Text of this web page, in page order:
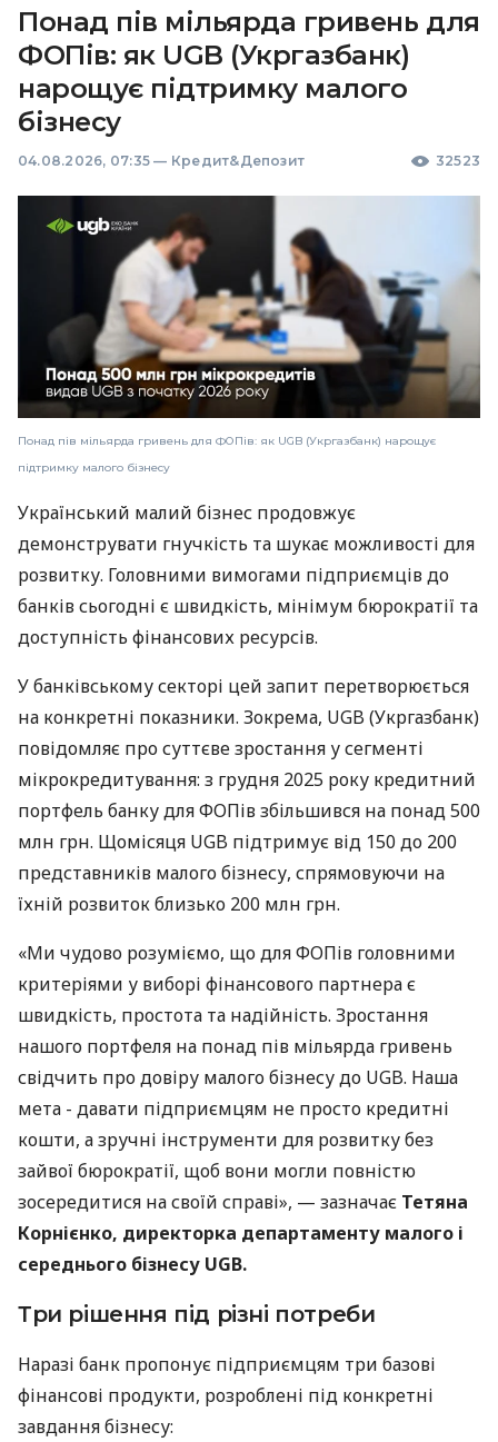
Понад пів мільярда гривень для
ФОПів: як UGB (Укргазбанк)
нарощує підтримку малого
бізнесу
04.08.2026, 07:35 — Кредит&Депозит 32523
Понад пів мільярда гривень для ФОПів: як UGB (Укргазбанк) нарощує
підтримку малого бізнесу
Український малий бізнес продовжує
демонструвати гнучкість та шукає можливості для
розвитку. Головними вимогами підприємців до
банків сьогодні є швидкість, мінімум бюрократії та
доступність фінансових ресурсів.
У банківському секторі цей запит перетворюється
на конкретні показники. Зокрема, UGB (Укргазбанк)
повідомляє про суттєве зростання у сегменті
мікрокредитування: з грудня 2025 року кредитний
портфель банку для ФОПів збільшився на понад 500
млн грн. Щомісяця UGB підтримує від 150 до 200
представників малого бізнесу, спрямовуючи на
їхній розвиток близько 200 млн грн.
«Ми чудово розуміємо, що для ФОПів головними
критеріями у виборі фінансового партнера є
швидкість, простота та надійність. Зростання
нашого портфеля на понад пів мільярда гривень
свідчить про довіру малого бізнесу до UGB. Наша
мета - давати підприємцям не просто кредитні
кошти, а зручні інструменти для розвитку без
зайвої бюрократії, щоб вони могли повністю
зосередитися на своїй справі», — зазначає Тетяна
Корнієнко, директорка департаменту малого і
середнього бізнесу UGB.
Три рішення під різні потреби
Наразі банк пропонує підприємцям три базові
фінансові продукти, розроблені під конкретні
завдання бізнесу: